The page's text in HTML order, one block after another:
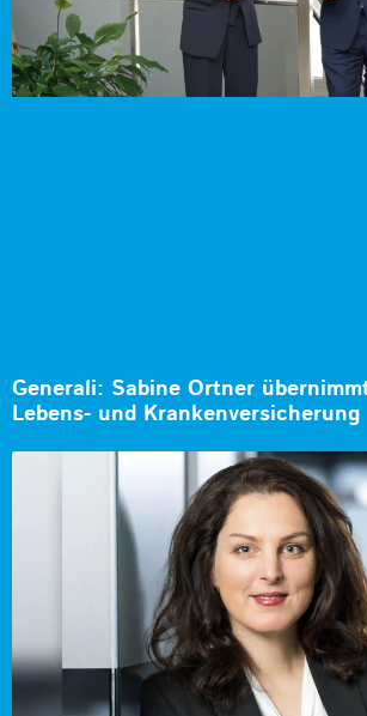
Generali: Sabine Ortner
Lebens- und Krankenversicherung